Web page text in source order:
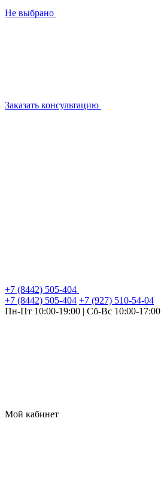
Не выбрано
Заказать консультацию
+7 (8442) 505-404
+7 (8442) 505-404 +7 (927) 510-54-04
Пн-Пт 10:00-19:00 | Сб-Вс 10:00-17:00
Мой кабинет